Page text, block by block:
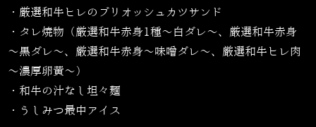
・厳選和牛ヒレのブリオッシュカツサンド
・タレ焼物（厳選和牛赤身1種～白ダレ～、厳選和牛赤身
～黒ダレ～、厳選和牛赤身～味噌ダレ～、厳選和牛ヒレ肉
～濃厚卵黄～）
・和牛の汁なし坦々麺
・うしみつ最中アイス